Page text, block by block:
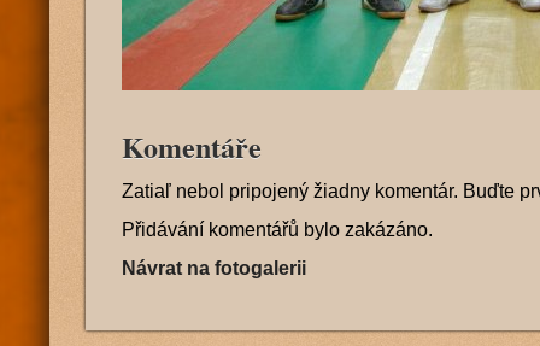
Komentáře
Zatiaľ nebol pripojený žiadny komentár. Buďte
Přidávání komentářů bylo zakázáno.
Návrat na fotogalerii